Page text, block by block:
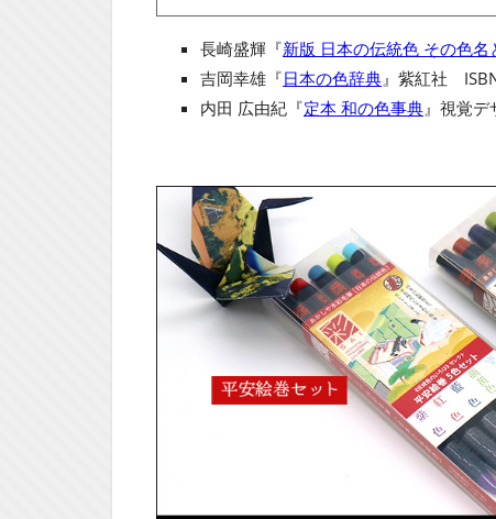
長崎盛輝『新版 日本の伝統色 その色名
吉岡幸雄『日本の色辞典』紫紅社
内田 広由紀『定本 和の色事典』視覚